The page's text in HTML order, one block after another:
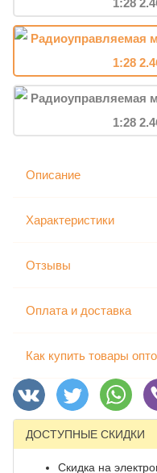
Описание
Характеристики
Отзывы
Оплата и доставка
Как купить товары
ДОСТУПНЫЕ СКИДКИ
Скидка на